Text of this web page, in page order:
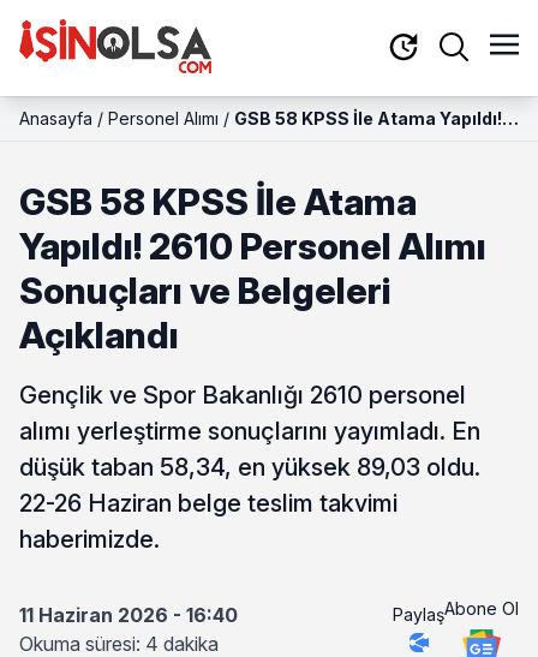
Anasayfa / Personel Alımı / GSB 58 KPSS İle Atama Yapıldı!
GSB 58 KPSS İle Atama
Yapıldı! 2610 Personel Alımı
Sonuçları ve Belgeleri
Açıklandı
Gençlik ve Spor Bakanlığı 2610 personel
alımı yerleştirme sonuçlarını yayımladı. En
düşük taban 58,34, en yüksek 89,03 oldu.
22-26 Haziran belge teslim takvimi
haberimizde.
11 Haziran 2026 - 16:40
Okuma süresi: 4 dakika
PaylaşAbone Ol